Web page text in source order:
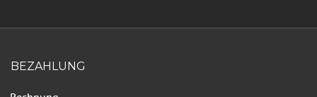
BEZAHLUNG